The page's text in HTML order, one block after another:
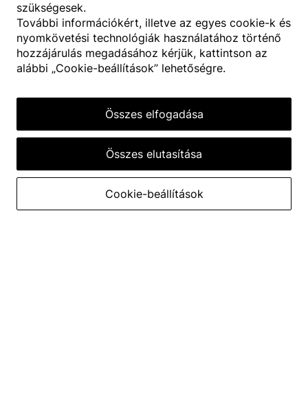
legfeljebb
1055km
kombinált WLTP hatótáv
legfeljebb
136km
Tisztán elektromos WLTP
hatótáv
fogyasztás
L/100km
vegyes WLTP fogyasztás
11999000Ft
Különleges ajánlat az első 500
autóvásárló számára.
Konfigurátor Tesztvezetés
szükségesek.
További információkért, illetve az egyes cookie-k és
nyomkövetési technológiák használatához történő
hozzájárulás megadásához kérjük, kattintson az
alábbi „Cookie-beállítások” lehetőségre.
Összes elfogadása
Összes elutasítása
Cookie-beállítások